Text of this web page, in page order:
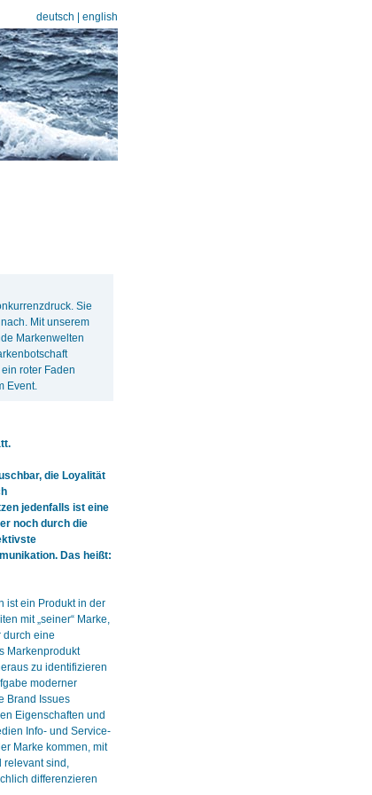
deutsch english
Sie
Mit unserem
Markenwelten
roter Faden
Event.
die Loyalität
jedenfalls ist eine
noch durch die
Das heißt:
ist ein Produkt in der
mit „seiner“ Marke,
durch eine
Markenprodukt
zu identifizieren
moderner
Brand Issues
Eigenschaften und
Info- und Service-
Marke kommen, mit
relevant sind,
differenzieren